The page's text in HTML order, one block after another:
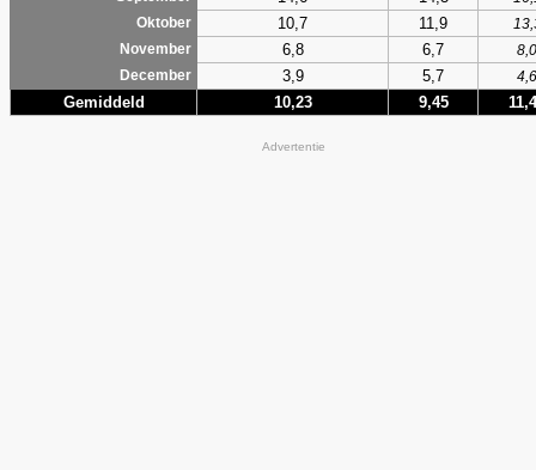
Oktober
10,7 11,9
November
6,8 6,7
8,0
December
3,9 5,7 4,6
Gemiddeld 10,23 9,45
Advertentie